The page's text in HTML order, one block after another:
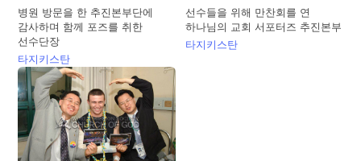
병원 방문을 한 추진본부단에
감사하며 함께 포즈를 취한
선수단장
타지키스탄
선수들을 위해 만찬회를 연
하나님의 교회 서포터즈 추진본부
타지키스탄